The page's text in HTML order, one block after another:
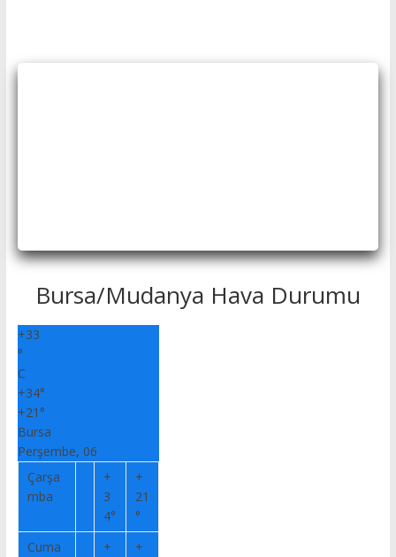
Bursa/Mudanya Hava Durumu
+33
°
C
+34°
+21°
Bursa
Perşembe, 06
Çarşa
mba
+
3
4°
+
21
°
Cuma
+
+